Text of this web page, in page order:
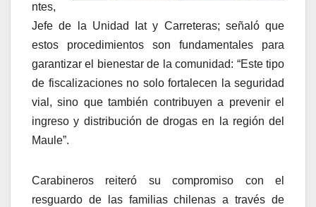
ntes,
Jefe de la Unidad Iat y Carreteras; señaló que
estos procedimientos son fundamentales para
garantizar el bienestar de la comunidad: “Este tipo
de fiscalizaciones no solo fortalecen la seguridad
vial, sino que también contribuyen a prevenir el
ingreso y distribución de drogas en la región del
Maule”.
Carabineros reiteró su compromiso con el
resguardo de las familias chilenas a través de